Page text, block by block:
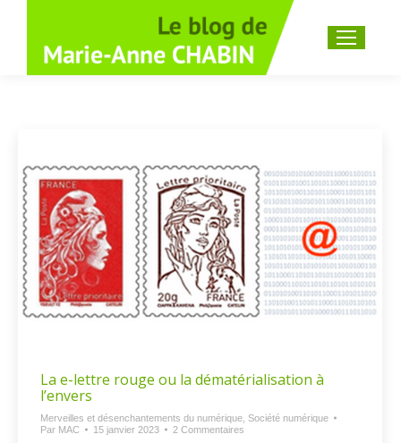
Recherche
La e-lettre rouge ou la dématérialisation à
l’envers
Merveilles et désenchantements du numérique Société numérique
Par MAC 15 janvier 2023 2 Commentaires